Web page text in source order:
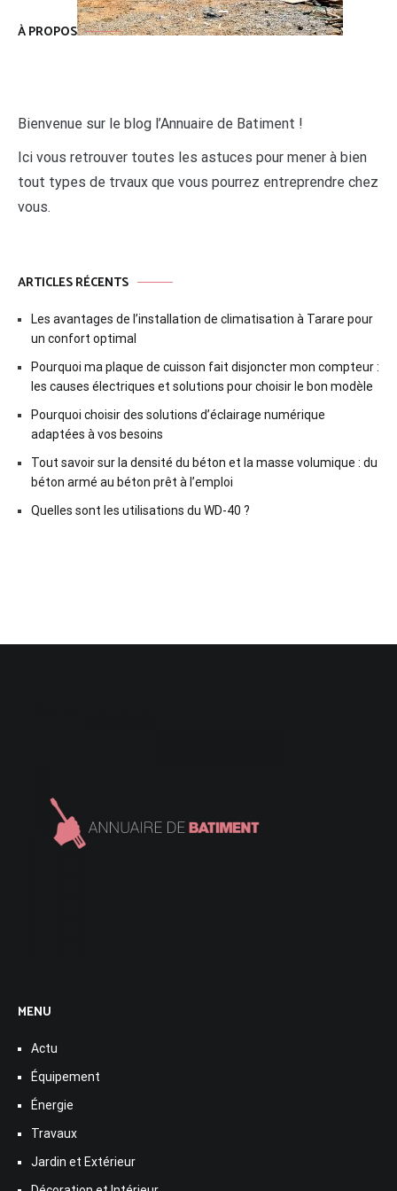
À PROPOS
Bienvenue sur le blog l’Annuaire de Batiment !
Ici vous retrouver toutes les astuces pour mener à bien
tout types de trvaux que vous pourrez entreprendre chez
vous.
ARTICLES RÉCENTS
Les avantages de l’installation de climatisation à Tarare pour
un confort optimal
Pourquoi ma plaque de cuisson fait disjoncter mon compteur :
les causes électriques et solutions pour choisir le bon modèle
Pourquoi choisir des solutions d’éclairage numérique
adaptées à vos besoins
Tout savoir sur la densité du béton et la masse volumique : du
béton armé au béton prêt à l’emploi
Quelles sont les utilisations du WD-40 ?
MENU
Actu
Équipement
Énergie
Travaux
Jardin et Extérieur